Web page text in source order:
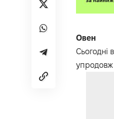
Овен
Сьогодні
упродовж